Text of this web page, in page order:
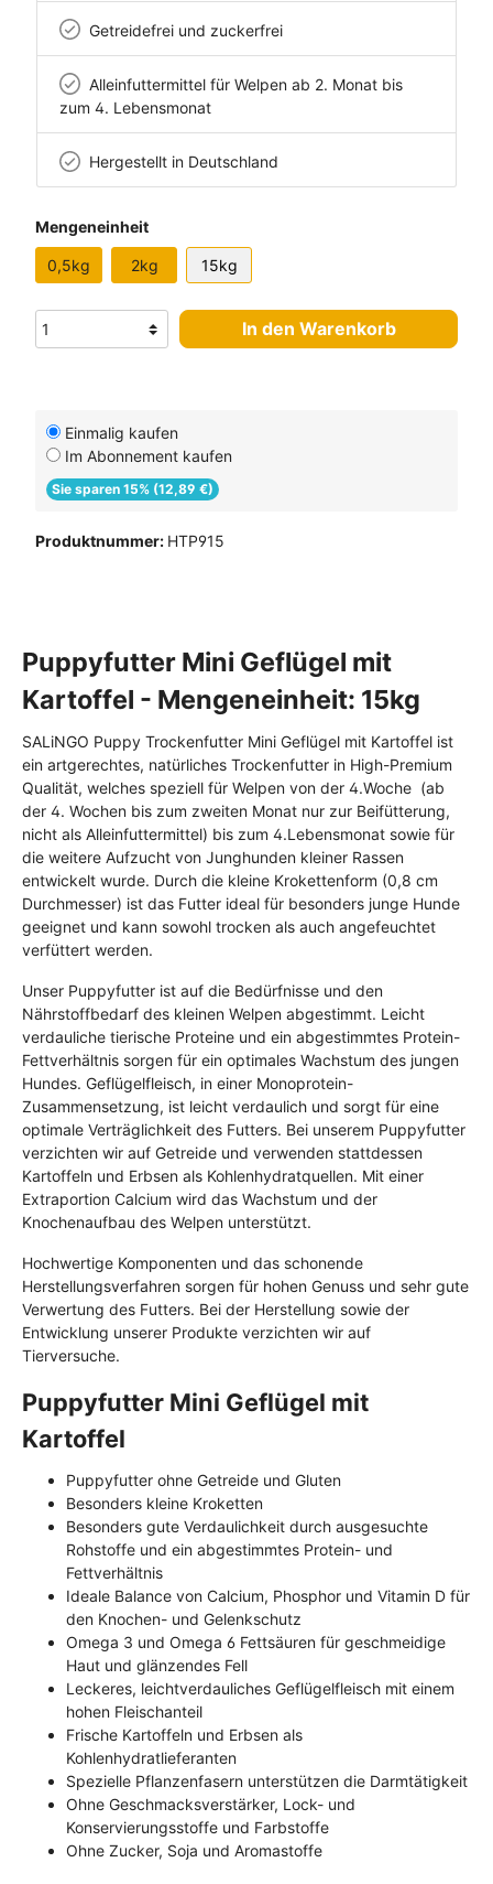
Getreidefrei und zuckerfrei
Alleinfuttermittel für Welpen ab 2. Monat bis
zum 4. Lebensmonat
Hergestellt in Deutschland
Mengeneinheit
0,5kg 2kg 15kg
In den Warenkorb
Einmalig kaufen
Im Abonnement kaufen
Sie sparen 15% (12,89 €)
Produktnummer: HTP915
Puppyfutter Mini Geflügel mit
Kartoffel - Mengeneinheit: 15kg
SALiNGO Puppy Trockenfutter Mini Geflügel mit Kartoffel ist
ein artgerechtes, natürliches Trockenfutter in High-Premium
Qualität, welches speziell für Welpen von der 4.Woche (ab
der 4. Wochen bis zum zweiten Monat nur zur Beifütterung,
nicht als Alleinfuttermittel) bis zum 4.Lebensmonat sowie für
die weitere Aufzucht von Junghunden kleiner Rassen
entwickelt wurde. Durch die kleine Krokettenform (0,8 cm
Durchmesser) ist das Futter ideal für besonders junge Hunde
geeignet und kann sowohl trocken als auch angefeuchtet
verfüttert werden.
Unser Puppyfutter ist auf die Bedürfnisse und den
Nährstoffbedarf des kleinen Welpen abgestimmt. Leicht
verdauliche tierische Proteine und ein abgestimmtes Protein-
Fettverhältnis sorgen für ein optimales Wachstum des jungen
Hundes. Geflügelfleisch, in einer Monoprotein-
Zusammensetzung, ist leicht verdaulich und sorgt für eine
optimale Verträglichkeit des Futters. Bei unserem Puppyfutter
verzichten wir auf Getreide und verwenden stattdessen
Kartoffeln und Erbsen als Kohlenhydratquellen. Mit einer
Extraportion Calcium wird das Wachstum und der
Knochenaufbau des Welpen unterstützt.
Hochwertige Komponenten und das schonende
Herstellungsverfahren sorgen für hohen Genuss und sehr gute
Verwertung des Futters. Bei der Herstellung sowie der
Entwicklung unserer Produkte verzichten wir auf
Tierversuche.
Puppyfutter Mini Geflügel mit
Kartoffel
Puppyfutter ohne Getreide und Gluten
Besonders kleine Kroketten
Besonders gute Verdaulichkeit durch ausgesuchte
Rohstoffe und ein abgestimmtes Protein- und
Fettverhältnis
Ideale Balance von Calcium, Phosphor und Vitamin D für
den Knochen- und Gelenkschutz
Omega 3 und Omega 6 Fettsäuren für geschmeidige
Haut und glänzendes Fell
Leckeres, leichtverdauliches Geflügelfleisch mit einem
hohen Fleischanteil
Frische Kartoffeln und Erbsen als
Kohlenhydratlieferanten
Spezielle Pflanzenfasern unterstützen die Darmtätigkeit
Ohne Geschmacksverstärker, Lock- und
Konservierungsstoffe und Farbstoffe
Ohne Zucker, Soja und Aromastoffe